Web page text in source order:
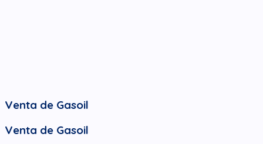
Venta de Gasoil
Venta de Gasoil